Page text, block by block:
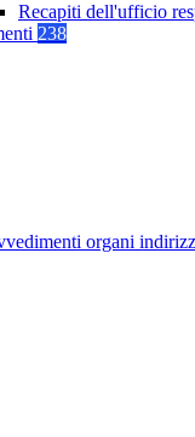
Recapiti dell'ufficio
238
organi